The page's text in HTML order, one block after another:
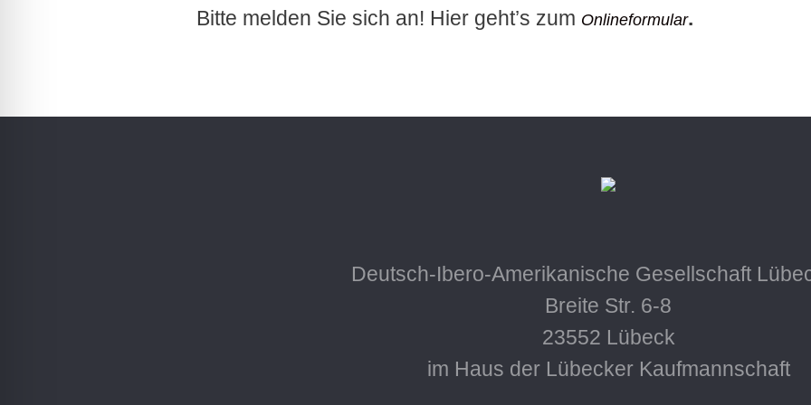
Bitte melden Sie sich an! Hier geht’s zum Onlineformular.
Deutsch-Ibero-Amerikanische Gesellschaft
Breite Str. 6-8
23552 Lübeck
im Haus der Lübecker Kaufmannschaft